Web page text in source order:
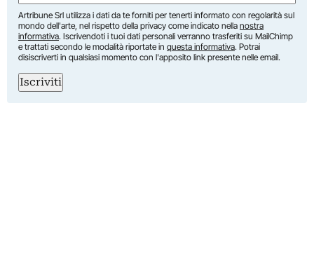
Artribune Srl utilizza i dati da te forniti per tenerti informato con regolarità sul
mondo dell'arte, nel rispetto della privacy come indicato nella nostra
informativa. Iscrivendoti i tuoi dati personali verranno trasferiti su MailChimp
e trattati secondo le modalità riportate in questa informativa. Potrai
disiscriverti in qualsiasi momento con l'apposito link presente nelle email.
Iscriviti